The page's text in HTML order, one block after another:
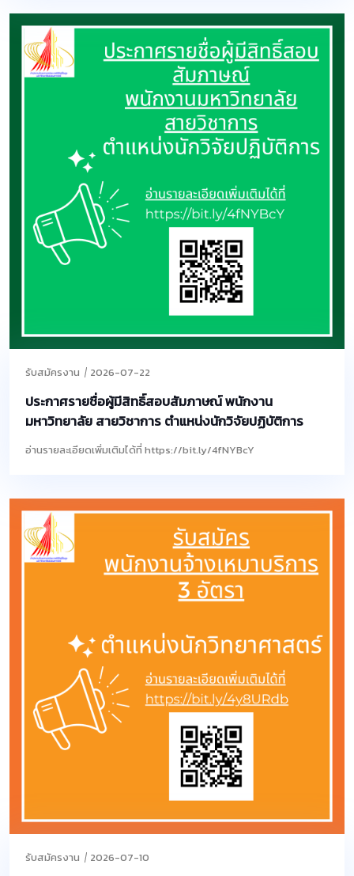
รับสมัครงาน 2026-07-22
ประกาศรายชื่อผู้มีสิทธิ์สอบสัมภาษณ์ พนักงาน
มหาวิทยาลัย สายวิชาการ ตำแหน่งนักวิจัยปฏิบัติการ
อ่านรายละเอียดเพิ่มเติมได้ที่ https://bit.ly/4fNYBcY
รับสมัครงาน 2026-07-10